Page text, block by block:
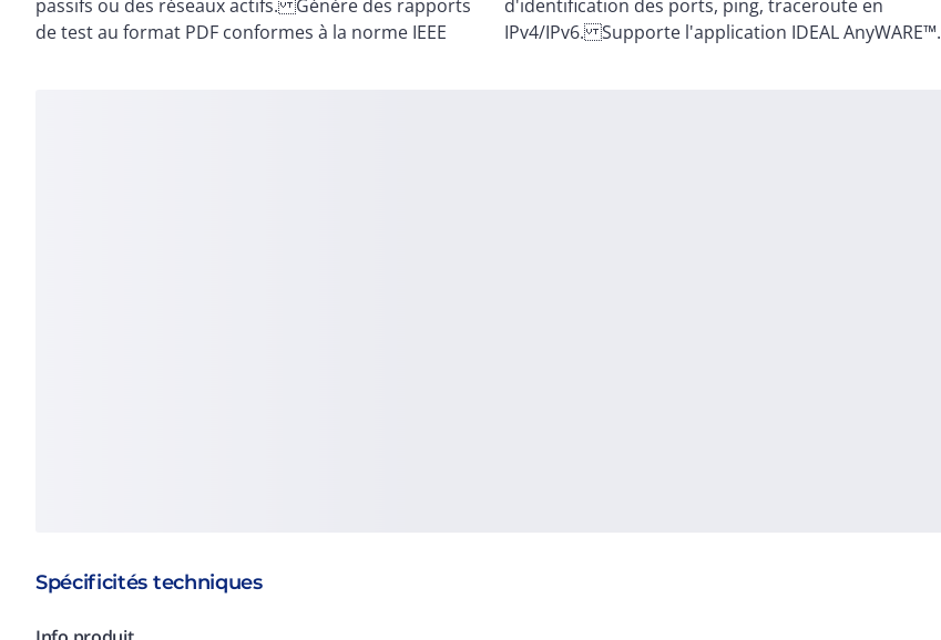
passifs ou des réseaux actifs. Génère des rapports
de test au format PDF conformes à la norme IEEE
d'identification des ports, ping, traceroute en
IPv4/IPv6. Supporte l'application IDEAL AnyWARE™.
Spécificités techniques